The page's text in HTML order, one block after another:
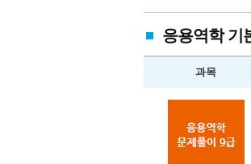
응용역학 기
과목